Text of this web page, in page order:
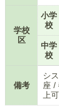
学校
区
小学
校
中学
校
備考
シ
座
上可